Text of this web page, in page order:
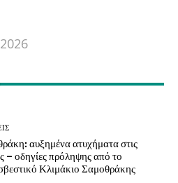
αυξημένα ατυχήματα στις
– οδηγίες πρόληψης από το
Κλιμάκιο Σαμοθράκης